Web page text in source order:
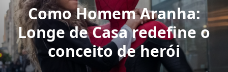
Como Homem Aranha:
Longe de Casa redefine o
conceito de herói